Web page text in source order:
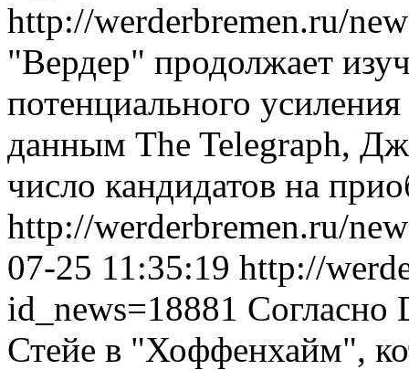
http://werderbremen.ru/
"Вердер" продолжает
потенциального
данным The Telegraph,
число кандидатов на
http://werderbremen.ru/
07-25 11:35:19 http://
id_news=18881 Согласно
Стейе в "Хоффенхайм",